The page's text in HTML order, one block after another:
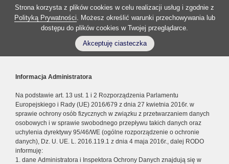
Strona korzysta z plików cookies w celu realizacji usług i zgodnie z
Polityką Prywatności. Możesz określić warunki przechowywania lub
dostępu do plików cookies w Twojej przeglądarce.
Akceptuję ciasteczka
Informacja Administratora
Na podstawie art. 13 ust. 1 i 2 Rozporządzenia Parlamentu
Europejskiego i Rady (UE) 2016/679 z dnia 27 kwietnia 2016r. w
sprawie ochrony osób fizycznych w związku z przetwarzaniem danych
osobowych i w sprawie swobodnego przepływu takich danych oraz
uchylenia dyrektywy 95/46/WE (ogólne rozporządzenie o ochronie
danych), Dz. U. UE. L. 2016.119.1 z dnia 4 maja 2016r., dalej RODO
informuję:
1. dane Administratora i Inspektora Ochrony Danych znajdują się w